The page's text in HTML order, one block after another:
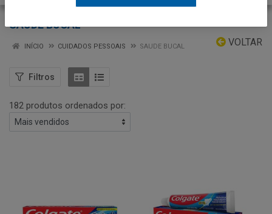
SAUDE BUCAL
VOLTAR
INÍCIO CUIDADOS PESSOAIS SAUDE BUCAL
Filtros
182 produtos ordenados por: